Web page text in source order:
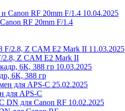
10.04.2025
RF 20mm F/1.4
11.03.2025
2.8, Z CAM E2 Mark II
10.03.2025
6К, 388 гр
25.02.2025
для APS-C
10.02.2025